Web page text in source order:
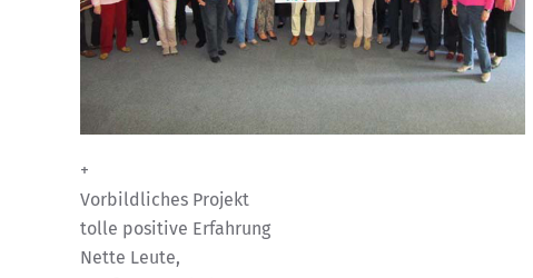
+
Vorbildliches Projekt
tolle positive Erfahrung
Nette Leute,